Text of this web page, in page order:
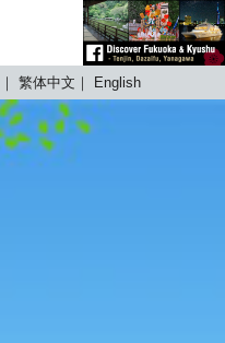
繁体中文 English